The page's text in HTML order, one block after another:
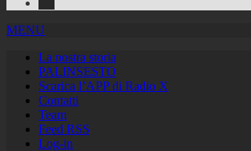
MENU
La nostra storia
PALINSESTO
Scarica l’APP di Radio X
Contatti
Team
Feed RSS
Log-in